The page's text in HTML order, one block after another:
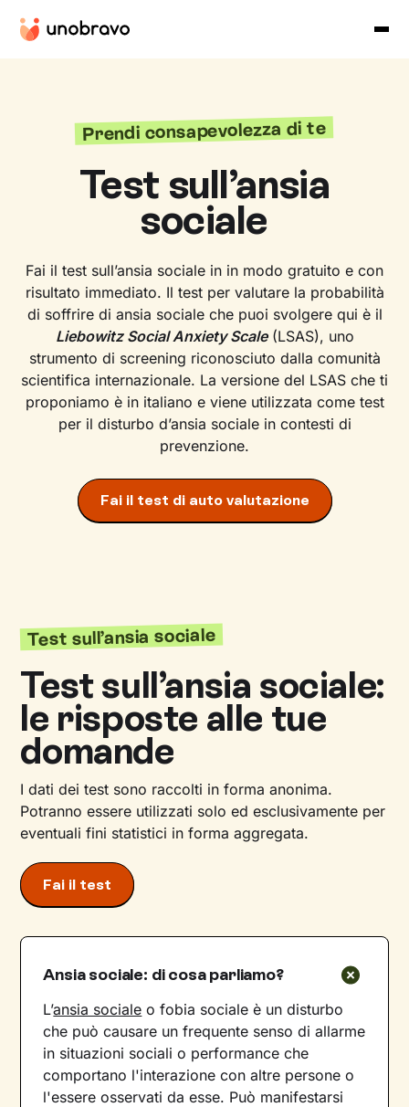
Prendi consapevolezza di te
Test sull’ansia
sociale
Fai il test sull’ansia sociale in in modo gratuito e con
risultato immediato. Il test per valutare la probabilità
di soffrire di ansia sociale che puoi svolgere qui è il
Liebowitz Social Anxiety Scale(LSAS), uno
strumento di screening riconosciuto dalla comunità
scientifica internazionale. La versione del LSAS che ti
proponiamo è in italiano e viene utilizzata come test
per il disturbo d’ansia sociale in contesti di
prevenzione.
Fai il test di auto valutazione
Test sull’ansia sociale
Test sull’ansia sociale:
le risposte alle tue
domande
I dati dei test sono raccolti in forma anonima.
Potranno essere utilizzati solo ed esclusivamente per
eventuali fini statistici in forma aggregata.
Fai il test
Ansia sociale: di cosa parliamo?
L’ansia sociale o fobia sociale è un disturbo
che può causare un frequente senso di allarme
in situazioni sociali o performance che
comportano l'interazione con altre persone o
l'essere osservati da esse. Può manifestarsi